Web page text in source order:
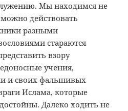
Мы находимся не
действовать
разными
стараются
взору
учения,
и своих фальшивых
Ислама, которые
Далеко ходить не